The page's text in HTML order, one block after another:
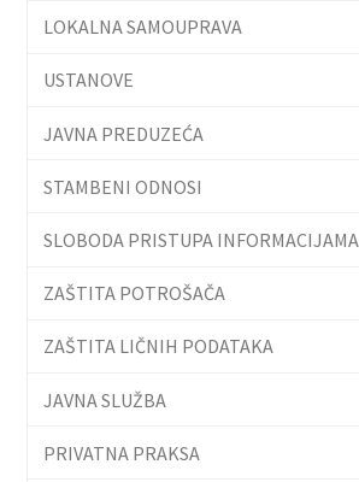
LOKALNA SAMOUPRAVA
USTANOVE
JAVNA PREDUZEĆA
STAMBENI ODNOSI
SLOBODA PRISTUPA INFORMACIJAMA
ZAŠTITA POTROŠAČA
ZAŠTITA LIČNIH PODATAKA
JAVNA SLUŽBA
PRIVATNA PRAKSA